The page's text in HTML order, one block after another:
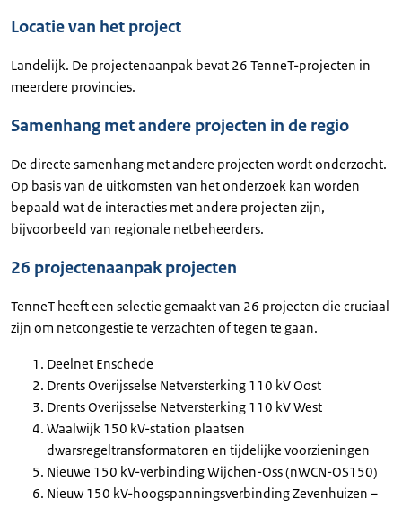
Locatie van het project
Landelijk. De projectenaanpak bevat 26 TenneT-projecten in
meerdere provincies.
Samenhang met andere projecten in de regio
De directe samenhang met andere projecten wordt onderzocht.
Op basis van de uitkomsten van het onderzoek kan worden
bepaald wat de interacties met andere projecten zijn,
bijvoorbeeld van regionale netbeheerders.
26 projectenaanpak projecten
TenneT heeft een selectie gemaakt van 26 projecten die cruciaal
zijn om netcongestie te verzachten of tegen te gaan.
Deelnet Enschede
Drents Overijsselse Netversterking 110 kV Oost
Drents Overijsselse Netversterking 110 kV West
Waalwijk 150 kV-station plaatsen
dwarsregeltransformatoren en tijdelijke voorzieningen
Nieuwe 150 kV-verbinding Wijchen-Oss (nWCN-OS150)
Nieuw 150 kV-hoogspanningsverbinding Zevenhuizen –